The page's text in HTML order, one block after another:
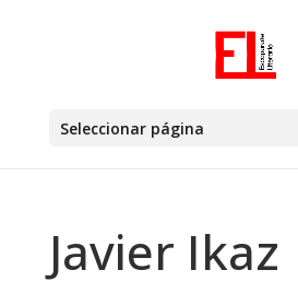
Seleccionar página
Javier Ikaz